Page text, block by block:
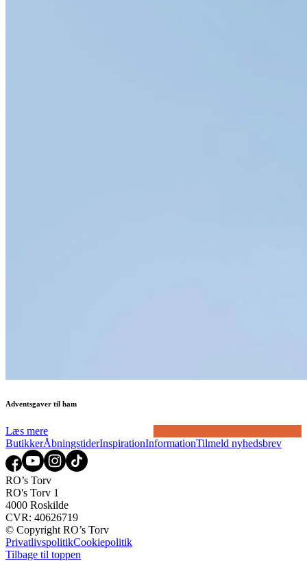
Adventsgaver til ham
Læs mere
ButikkerÅbningstiderInspirationInformationTilmeld nyhedsbrev
RO’s Torv
RO's Torv 1
4000 Roskilde
CVR: 40626719
© Copyright RO’s Torv
PrivatlivspolitikCookiepolitik
Tilbage til toppen